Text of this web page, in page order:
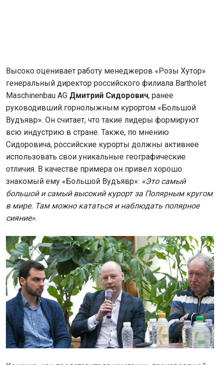
Высоко оценивает работу менеджеров «Розы Хутор»
генеральный директор российского филиала Bartholet
Maschinenbau AG Дмитрий Сидорович, ранее
руководивший горнолыжным курортом «Большой
Вудъявр». Он считает, что такие лидеры формируют
всю индустрию в стране. Также, по мнению
Сидоровича, российские курорты должны активнее
использовать свои уникальные географические
отличия. В качестве примера он привел хорошо
знакомый ему «Большой Вудъявр»: «Это самый
большой и самый высокий курорт за Полярным кругом
в мире. Там можно кататься и наблюдать полярное
сияние».